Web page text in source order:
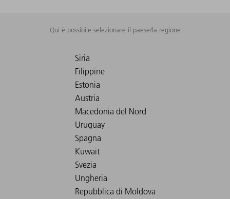
Qui è possibile selezionare il paese/la regione